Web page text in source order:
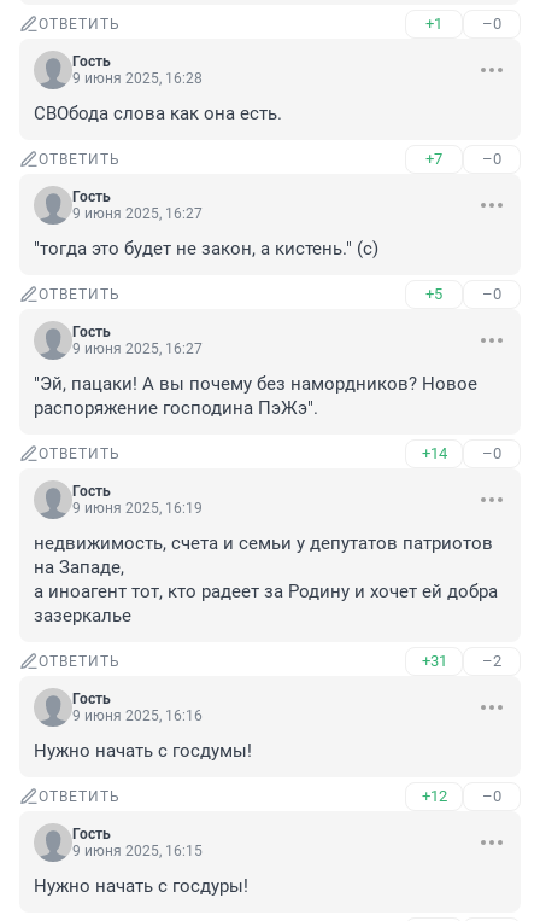
ОТВЕТИТЬ +1 –0
Гость
9 июня 2025, 16:28
СВОбода слова как она есть.
ОТВЕТИТЬ +7 –0
Гость
9 июня 2025, 16:27
"тогда это будет не закон, а кистень." (с)
ОТВЕТИТЬ +5 –0
Гость
9 июня 2025, 16:27
"Эй, пацаки! А вы почему без намордников? Новое
распоряжение господина ПэЖэ".
ОТВЕТИТЬ +14 –0
Гость
9 июня 2025, 16:19
недвижимость, счета и семьи у депутатов патриотов
на Западе,
а иноагент тот, кто радеет за Родину и хочет ей добра
зазеркалье
ОТВЕТИТЬ +31 –2
Гость
9 июня 2025, 16:16
Нужно начать с госдумы!
ОТВЕТИТЬ +12 –0
Гость
9 июня 2025, 16:15
Нужно начать с госдуры!